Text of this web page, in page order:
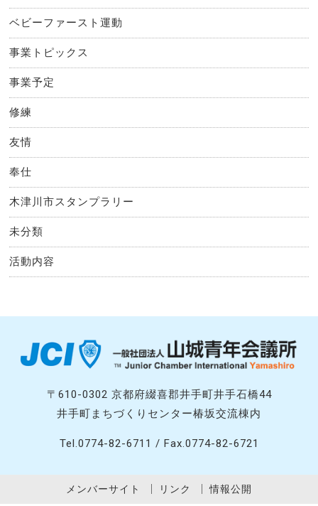
ベビーファースト運動
事業トピックス
事業予定
修練
友情
奉仕
木津川市スタンプラリー
未分類
活動内容
〒610-0302 京都府綴喜郡井手町井手石橋44
井手町まちづくりセンター椿坂交流棟内
Tel.0774-82-6711 / Fax.0774-82-6721
メンバーサイト リンク 情報公開